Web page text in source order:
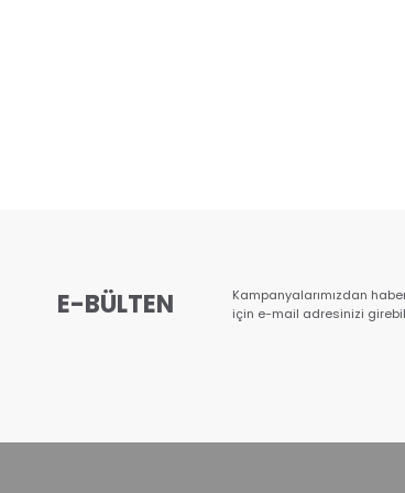
E-BÜLTEN
Kampanyalarımızdan
için e-mail adresinizi